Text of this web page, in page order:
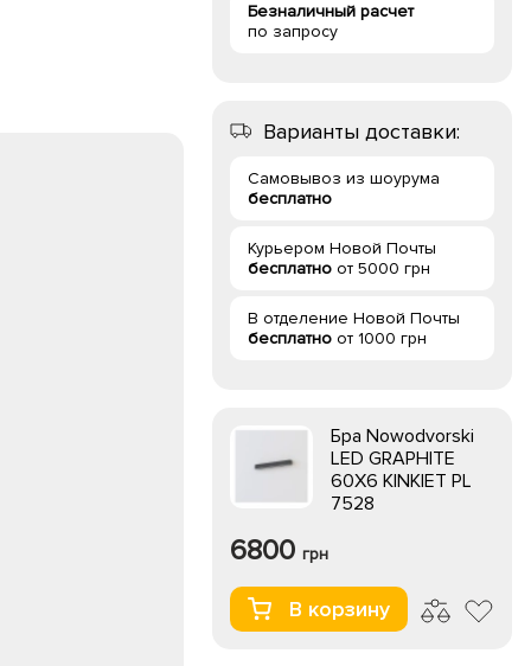
Безналичный расчет
по запросу
Варианты доставки:
Самовывоз из шоурума
бесплатно
Курьером Новой Почты
бесплатно от 5000 грн
В отделение Новой Почты
бесплатно от 1000 грн
Бра Nowodvorski
LED GRAPHITE
60X6 KINKIET PL
7528
6800 грн
В корзину